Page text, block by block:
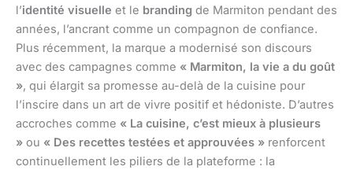
l’identité visuelle et le branding de Marmiton pendant des
années, l’ancrant comme un compagnon de confiance.
Plus récemment, la marque a modernisé son discours
avec des campagnes comme « Marmiton, la vie a du goût
», qui élargit sa promesse au-delà de la cuisine pour
l’inscire dans un art de vivre positif et hédoniste. D’autres
accroches comme « La cuisine, c’est mieux à plusieurs
» ou « Des recettes testées et approuvées » renforcent
continuellement les piliers de la plateforme : la